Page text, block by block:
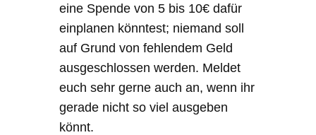
eine Spende von 5 bis 10€ dafür
einplanen könntest; niemand soll
auf Grund von fehlendem Geld
ausgeschlossen werden. Meldet
euch sehr gerne auch an, wenn ihr
gerade nicht so viel ausgeben
könnt.